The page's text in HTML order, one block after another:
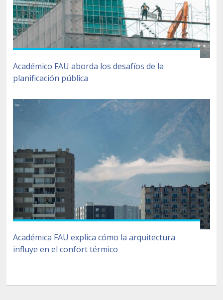
Académico FAU aborda los desafíos de la
planificación pública
Académica FAU explica cómo la arquitectura
influye en el confort térmico